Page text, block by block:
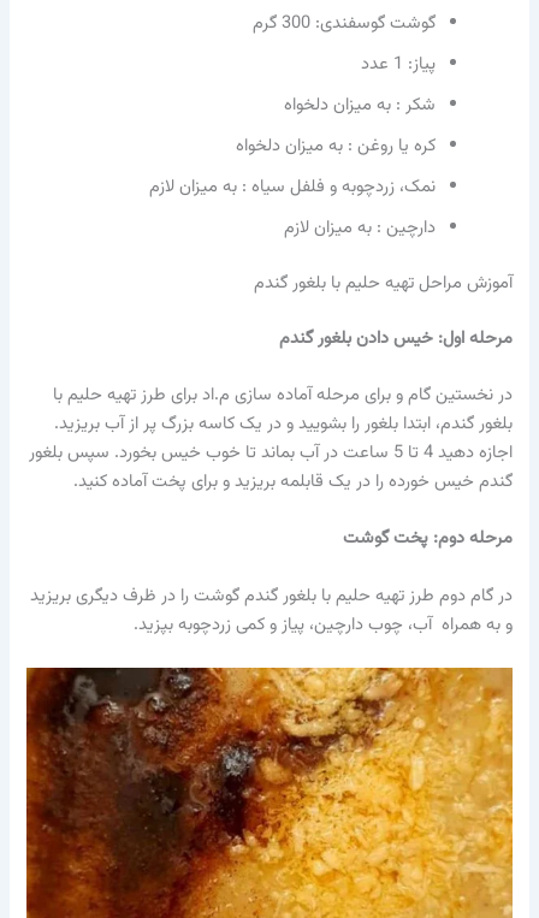
گوشت گوسفندی: 300 گرم
پیاز: 1 عدد
شکر : به میزان دلخواه
کره یا روغن : به میزان دلخواه
نمک، زردچوبه و فلفل سیاه : به میزان لازم
دارچین : به میزان لازم
آموزش مراحل تهیه حلیم با بلغور گندم
مرحله اول: خیس دادن بلغور گندم
در نخستین گام و برای مرحله آماده سازی م.اد برای طرز تهیه حلیم با
بلغور گندم، ابتدا بلغور را بشویید و در یک کاسه بزرگ پر از آب بریزید.
اجازه دهید 4 تا 5 ساعت در آب بماند تا خوب خیس بخورد. سپس بلغور
گندم خیس خورده را در یک قابلمه بریزید و برای پخت آماده کنید.
مرحله دوم: پخت گوشت
در گام دوم طرز تهیه حلیم با بلغور گندم گوشت را در ظرف دیگری بریزید
و به همراه آب، چوب دارچین، پیاز و کمی زردچوبه بپزید.